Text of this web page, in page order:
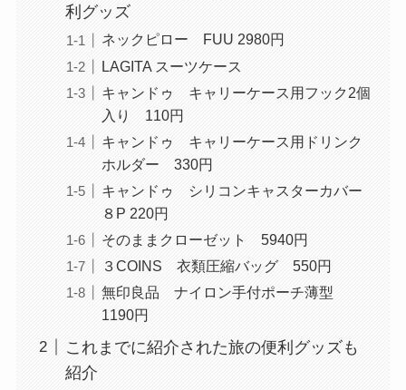
利グッズ
ネックピロー FUU 2980円
LAGITA スーツケース
キャンドゥ キャリーケース用フック2個
入り 110円
キャンドゥ キャリーケース用ドリンク
ホルダー 330円
キャンドゥ シリコンキャスターカバー
８P 220円
そのままクローゼット 5940円
３COINS 衣類圧縮バッグ 550円
無印良品 ナイロン手付ポーチ薄型
1190円
これまでに紹介された旅の便利グッズも
紹介